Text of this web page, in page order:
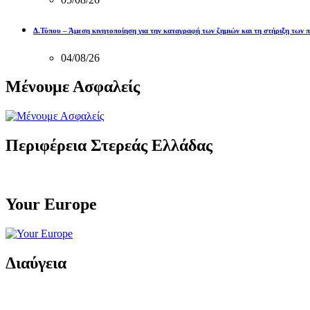
Δ.Τύπου – Άμεση κινητοποίηση για την καταγραφή των ζημιών και τη στήριξη
04/08/26
Μένουμε Ασφαλείς
Περιφέρεια Στερεάς Ελλάδας
Your Europe
Διαύγεια